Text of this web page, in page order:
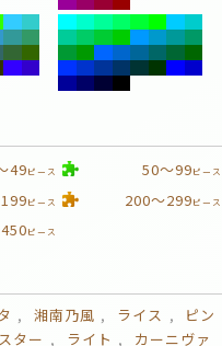
49ピース 50～99ピース
ピース 200～299ピース
ピース
湘南乃風 ライス
ピン
スター ライト
カーニヴァ